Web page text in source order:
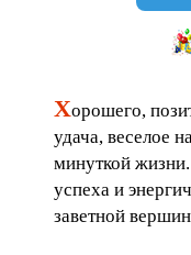
Хорошего,
удача, веселое
минуткой
успеха и
заветной